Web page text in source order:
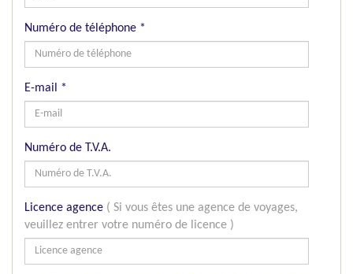
Numéro de téléphone *
E-mail *
Numéro de T.V.A.
Licence agence ( Si vous êtes une agence de voyages,
veuillez entrer votre numéro de licence )